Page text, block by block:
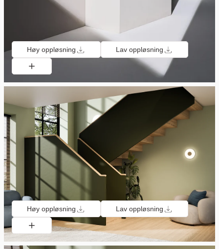
Høy oppløsning Lav oppløsning
Høy oppløsning Lav oppløsning